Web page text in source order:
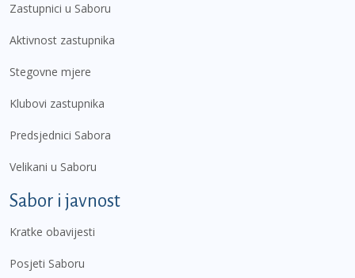
Zastupnici u Saboru
Aktivnost zastupnika
Stegovne mjere
Klubovi zastupnika
Predsjednici Sabora
Velikani u Saboru
Sabor i javnost
Kratke obavijesti
Posjeti Saboru